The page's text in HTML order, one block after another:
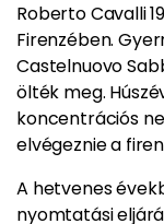
Roberto Cavalli
Firenzében.
Castelnuovo
ölték meg.
koncentrációs
elvégeznie a
A hetvenes
nyomtatási